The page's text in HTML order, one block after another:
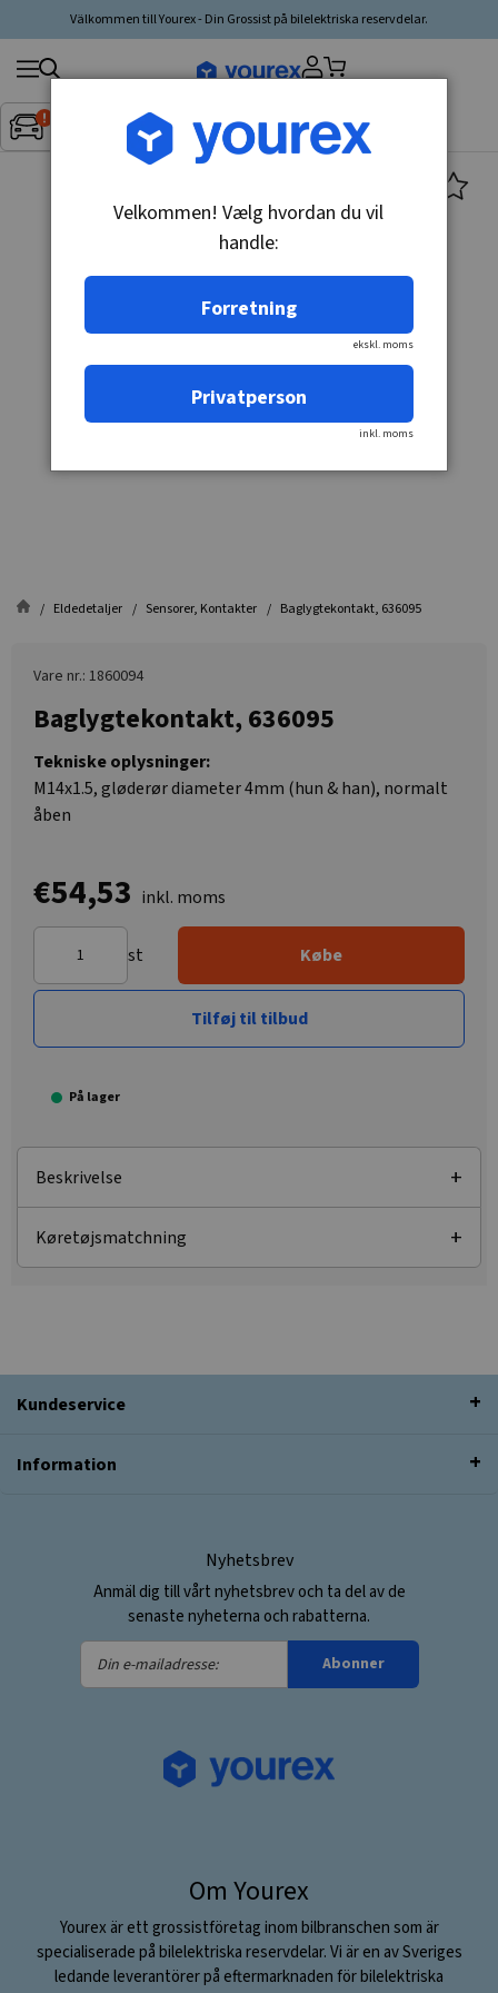
Välkommen till Yourex - Din Grossist på bilelektriska reservdelar.
Inget fordon valt▼
Søg
produkt,
producent,
Eldedetaljer Sensorer, Kontakter Baglygtekontakt, 636095
Vare nr.: 1860094
Baglygtekontakt, 636095
Tekniske oplysninger:
M14x1.5, gløderør diameter 4mm (hun & han), normalt
åben
€54,53 inkl. moms
st Købe
Tilføj til tilbud
På lager
Beskrivelse
Køretøjsmatchning
Kundeservice
Information
Nyhetsbrev
Anmäl dig till vårt nyhetsbrev och ta del av de
senaste nyheterna och rabatterna.
Din
e-
Abonner
Om Yourex
Yourex är ett grossistföretag inom bilbranschen som är
specialiserade på bilelektriska reservdelar. Vi är en av Sveriges
ledande leverantörer på eftermarknaden för bilelektriska
Velkommen! Vælg hvordan du vil
handle:
Forretning
ekskl. moms
Privatperson
inkl. moms